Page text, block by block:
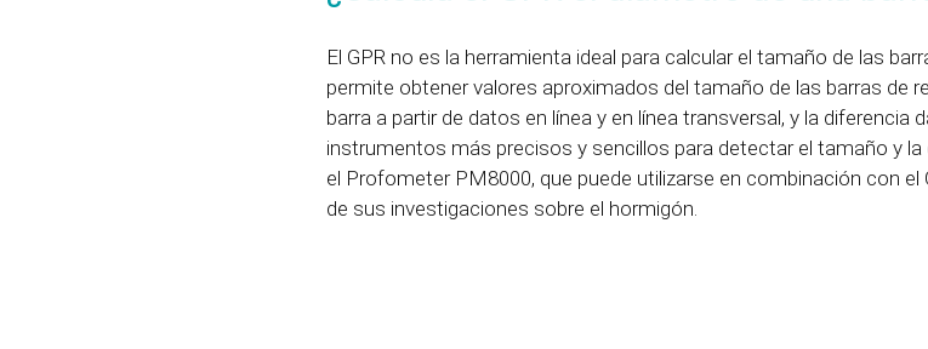
El GPR no es la herramienta ideal para calcular el tamaño de las
permite obtener valores aproximados del tamaño de las barras de
barra a partir de datos en línea y en línea transversal, y la diferencia
instrumentos más precisos y sencillos para detectar el tamaño y
el Profometer PM8000, que puede utilizarse en combinación con
de sus investigaciones sobre el hormigón.